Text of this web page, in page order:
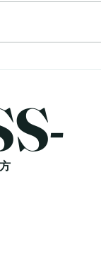
重が